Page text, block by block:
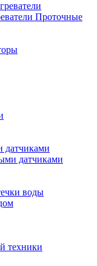
Проточные
датчиками
датчиками
воды
техники